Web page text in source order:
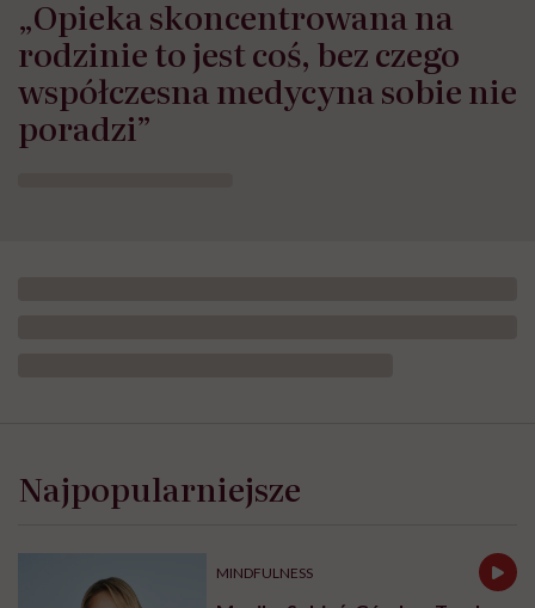
„Opieka skoncentrowana na
rodzinie to jest coś, bez czego
współczesna medycyna sobie nie
poradzi”